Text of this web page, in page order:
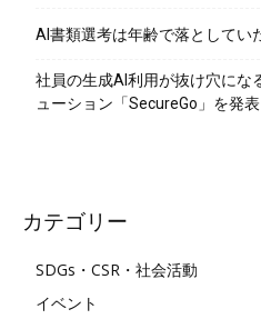
AI書類選考は年齢で落として
社員の生成AI利用が抜け穴に
ューション「SecureGo」を発表
カテゴリー
SDGs・CSR・社会活動
イベント